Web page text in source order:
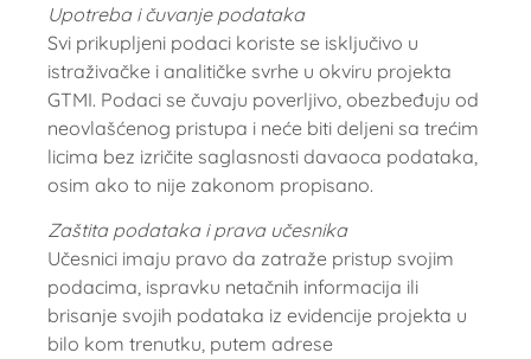
Upotreba i čuvanje podataka
Svi prikupljeni podaci koriste se isključivo u
istraživačke i analitičke svrhe u okviru projekta
GTMI. Podaci se čuvaju poverljivo, obezbeđuju od
neovlašćenog pristupa i neće biti deljeni sa trećim
licima bez izričite saglasnosti davaoca podataka,
osim ako to nije zakonom propisano.
Zaštita podataka i prava učesnika
Učesnici imaju pravo da zatraže pristup svojim
podacima, ispravku netačnih informacija ili
brisanje svojih podataka iz evidencije projekta u
bilo kom trenutku, putem adrese